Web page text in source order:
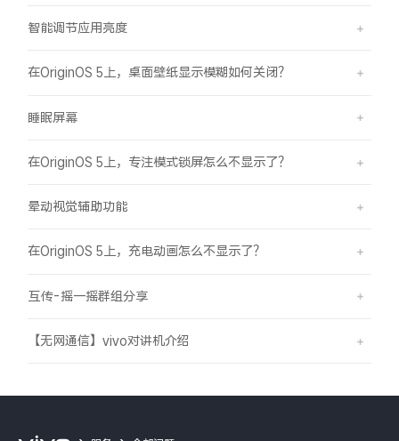
智能调节应用亮度
在OriginOS 5上，桌面壁纸显示模糊如何关闭？
睡眠屏幕
在OriginOS 5上，专注模式锁屏怎么不显示了？
晕动视觉辅助功能
在OriginOS 5上，充电动画怎么不显示了？
互传-摇一摇群组分享
【无网通信】vivo对讲机介绍